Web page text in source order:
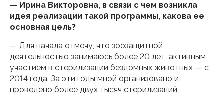
— Ирина Викторовна, в связи с чем возникла
идея реализации такой программы, какова ее
основная цель?
— Для начала отмечу, что зоозащитной
деятельностью занимаюсь более 20 лет, активным
участием в стерилизации бездомных животных — с
2014 года. За эти годы мной организовано и
проведено более двух тысяч стерилизаций